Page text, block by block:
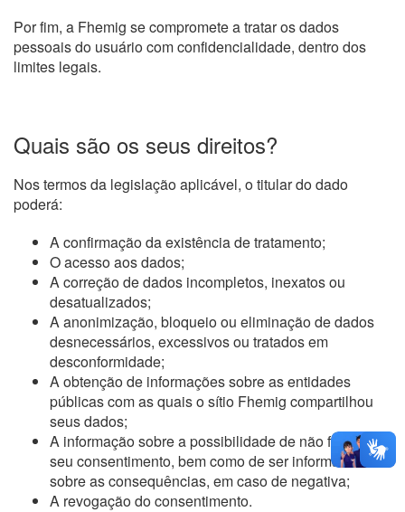
Por fim, a Fhemig se compromete a tratar os dados
pessoais do usuário com confidencialidade, dentro dos
limites legais.
Quais são os seus direitos?
Nos termos da legislação aplicável, o titular do dado
poderá:
A confirmação da existência de tratamento;
O acesso aos dados;
A correção de dados incompletos, inexatos ou
desatualizados;
A anonimização, bloqueio ou eliminação de dados
desnecessários, excessivos ou tratados em
desconformidade;
A obtenção de informações sobre as entidades
públicas com as quais o sítio Fhemig compartilhou
seus dados;
A informação sobre a possibilidade de não fornecer o
seu consentimento, bem como de ser informado
sobre as consequências, em caso de negativa;
A revogação do consentimento.